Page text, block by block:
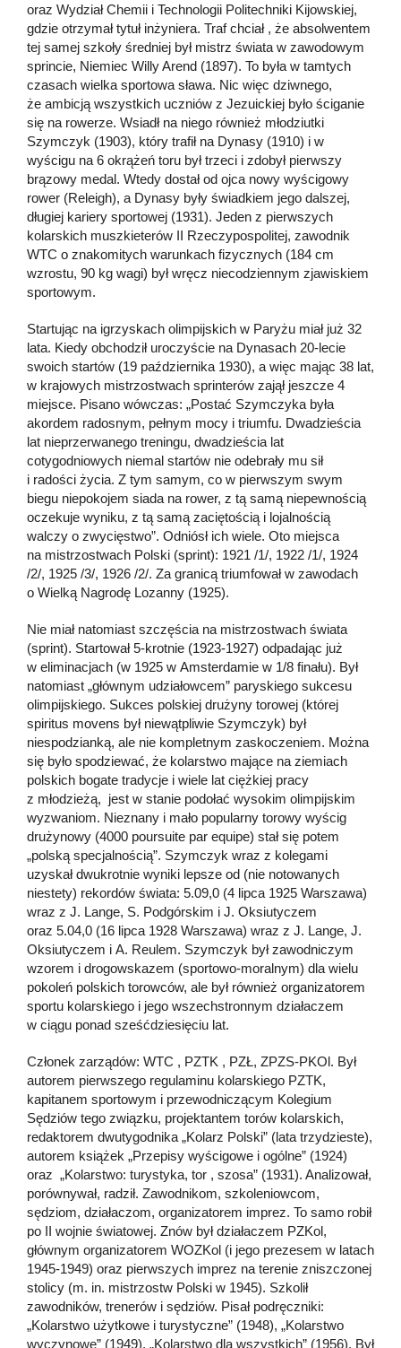
oraz Wydział Chemii i Technologii Politechniki Kijowskiej,
gdzie otrzymał tytuł inżyniera. Traf chciał , że absolwentem
tej samej szkoły średniej był mistrz świata w zawodowym
sprincie, Niemiec Willy Arend (1897). To była w tamtych
czasach wielka sportowa sława. Nic więc dziwnego,
że ambicją wszystkich uczniów z Jezuickiej było ściganie
się na rowerze. Wsiadł na niego również młodziutki
Szymczyk (1903), który trafił na Dynasy (1910) i w
wyścigu na 6 okrążeń toru był trzeci i zdobył pierwszy
brązowy medal. Wtedy dostał od ojca nowy wyścigowy
rower (Releigh), a Dynasy były świadkiem jego dalszej,
długiej kariery sportowej (1931). Jeden z pierwszych
kolarskich muszkieterów II Rzeczypospolitej, zawodnik
WTC o znakomitych warunkach fizycznych (184 cm
wzrostu, 90 kg wagi) był wręcz niecodziennym zjawiskiem
sportowym.
Startując na igrzyskach olimpijskich w Paryżu miał już 32
lata. Kiedy obchodził uroczyście na Dynasach 20-lecie
swoich startów (19 października 1930), a więc mając 38 lat,
w krajowych mistrzostwach sprinterów zajął jeszcze 4
miejsce. Pisano wówczas: „Postać Szymczyka była
akordem radosnym, pełnym mocy i triumfu. Dwadzieścia
lat nieprzerwanego treningu, dwadzieścia lat
cotygodniowych niemal startów nie odebrały mu sił
i radości życia. Z tym samym, co w pierwszym swym
biegu niepokojem siada na rower, z tą samą niepewnością
oczekuje wyniku, z tą samą zaciętością i lojalnością
walczy o zwycięstwo”. Odniósł ich wiele. Oto miejsca
na mistrzostwach Polski (sprint): 1921 /1/, 1922 /1/, 1924
/2/, 1925 /3/, 1926 /2/. Za granicą triumfował w zawodach
o Wielką Nagrodę Lozanny (1925).
Nie miał natomiast szczęścia na mistrzostwach świata
(sprint). Startował 5-krotnie (1923-1927) odpadając już
w eliminacjach (w 1925 w Amsterdamie w 1/8 finału). Był
natomiast „głównym udziałowcem” paryskiego sukcesu
olimpijskiego. Sukces polskiej drużyny torowej (której
spiritus movens był niewątpliwie Szymczyk) był
niespodzianką, ale nie kompletnym zaskoczeniem. Można
się było spodziewać, że kolarstwo mające na ziemiach
polskich bogate tradycje i wiele lat ciężkiej pracy
z młodzieżą, jest w stanie podołać wysokim olimpijskim
wyzwaniom. Nieznany i mało popularny torowy wyścig
drużynowy (4000 poursuite par equipe) stał się potem
„polską specjalnością”. Szymczyk wraz z kolegami
uzyskał dwukrotnie wyniki lepsze od (nie notowanych
niestety) rekordów świata: 5.09,0 (4 lipca 1925 Warszawa)
wraz z J. Lange, S. Podgórskim i J. Oksiutyczem
oraz 5.04,0 (16 lipca 1928 Warszawa) wraz z J. Lange, J.
Oksiutyczem i A. Reulem. Szymczyk był zawodniczym
wzorem i drogowskazem (sportowo-moralnym) dla wielu
pokoleń polskich torowców, ale był również organizatorem
sportu kolarskiego i jego wszechstronnym działaczem
w ciągu ponad sześćdziesięciu lat.
Członek zarządów: WTC , PZTK , PZŁ, ZPZS-PKOl. Był
autorem pierwszego regulaminu kolarskiego PZTK,
kapitanem sportowym i przewodniczącym Kolegium
Sędziów tego związku, projektantem torów kolarskich,
redaktorem dwutygodnika „Kolarz Polski” (lata trzydzieste),
autorem książek „Przepisy wyścigowe i ogólne” (1924)
oraz „Kolarstwo: turystyka, tor , szosa” (1931). Analizował,
porównywał, radził. Zawodnikom, szkoleniowcom,
sędziom, działaczom, organizatorem imprez. To samo robił
po II wojnie światowej. Znów był działaczem PZKol,
głównym organizatorem WOZKol (i jego prezesem w latach
1945-1949) oraz pierwszych imprez na terenie zniszczonej
stolicy (m. in. mistrzostw Polski w 1945). Szkolił
zawodników, trenerów i sędziów. Pisał podręczniki:
„Kolarstwo użytkowe i turystyczne” (1948), „Kolarstwo
wyczynowe” (1949), „Kolarstwo dla wszystkich” (1956). Był